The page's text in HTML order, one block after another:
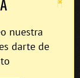
nuestra
darte de